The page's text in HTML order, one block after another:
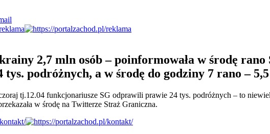
2,7 mln osób – poinformowała w środę
podróżnych, a w środę do godziny 7 rano –
tj.12.04 funkcjonariusze SG odprawili prawie 24 tys. podróżnych – to
w środę na Twitterze Straż Graniczna.